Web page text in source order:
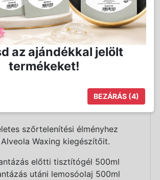
területre felvinni.
papír szükséges.
kiszerelés
meleggyanta
történő használat
szőrtelenítési élményhez
Waxing kiegészítőit.
előtti tisztítógél 500ml
utáni lemosóolaj 500ml
az ajándékkal jelölt
termékeket!
BEZÁRÁS (4)